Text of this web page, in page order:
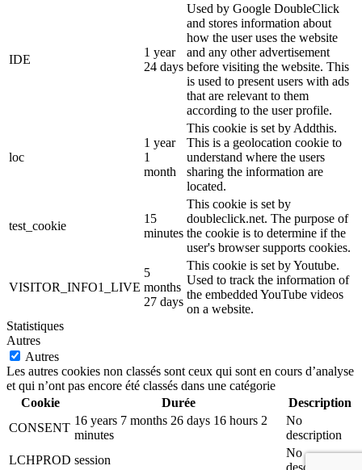
IDE
1 year
24 days
Used by Google DoubleClick
and stores information about
how the user uses the website
and any other advertisement
before visiting the website. This
is used to present users with ads
that are relevant to them
according to the user profile.
loc
1 year
1
month
This cookie is set by Addthis.
This is a geolocation cookie to
understand where the users
sharing the information are
located.
test_cookie
15
minutes
This cookie is set by
doubleclick.net. The purpose of
the cookie is to determine if the
user's browser supports cookies.
VISITOR_INFO1_LIVE
5
months
27 days
This cookie is set by Youtube.
Used to track the information of
the embedded YouTube videos
on a website.
Statistiques
Autres
Autres
Les autres cookies non classés sont ceux qui sont en cours d’analyse
et qui n’ont pas encore été classés dans une catégorie
Cookie
Durée
Description
CONSENT
16 years 7 months 26 days 16 hours 2
minutes
No
description
LCHPROD session
No
description